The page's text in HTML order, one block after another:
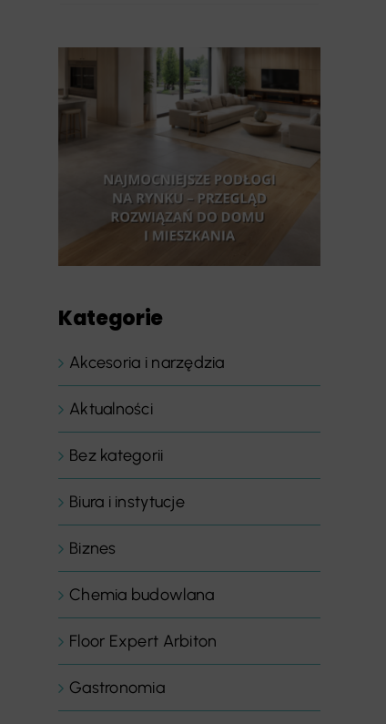
Kategorie
Akcesoria i narzędzia
Aktualności
Bez kategorii
Biura i instytucje
Biznes
Chemia budowlana
Floor Expert Arbiton
Gastronomia